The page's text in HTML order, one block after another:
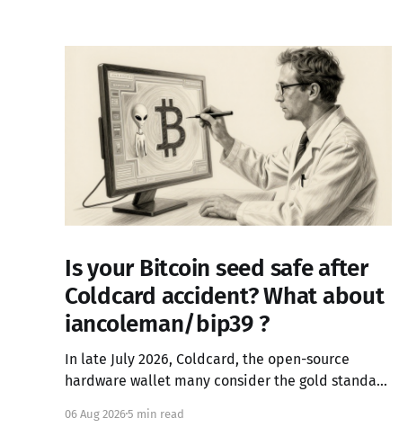
Is your Bitcoin seed safe after
Coldcard accident? What about
iancoleman/bip39 ?
In late July 2026, Coldcard, the open-source
hardware wallet many consider the gold standard
way. A firmware integration error from March 2021
06 Aug 20265 min read